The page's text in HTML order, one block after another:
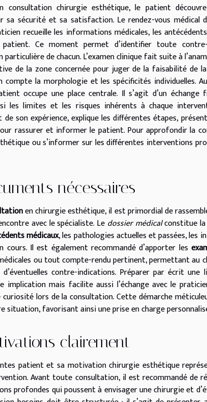
consultation chirurgie esthétique, le patient
sa sécurité et sa satisfaction. Le rendez-vous médical
recueille les informations médicales, les
Ce moment permet d’identifier toute
de chacun. L’examen clinique fait suite à
de la zone concernée pour juger de la faisabilité de
la morphologie et les spécificités individuelles.
occupe une place centrale. Il s’agit d’un
les limites et les risques inhérents à chaque
son expérience, explique les différentes étapes,
rassurer et informer le patient. Pour approfondir la
ou s’informer sur les différentes interventions
nécessaires
en chirurgie esthétique, il est primordial de
avec le spécialiste. Le dossier médicalconstitue la
médicaux, les pathologies actuelles et passées, les
Il est également recommandé d’apporter les
ou tout compte-rendu pertinent, permettant au
contre-indications. Préparer par écrit
implication mais facilite aussi l’échange avec le
curiosité lors de la consultation. Cette démarche
situation, favorisant ainsi une prise en charge
clairement
patient et sa motivation chirurgie esthétique
Avant toute consultation, il est recommandé de
profondes qui poussent à envisager une chirurgie et